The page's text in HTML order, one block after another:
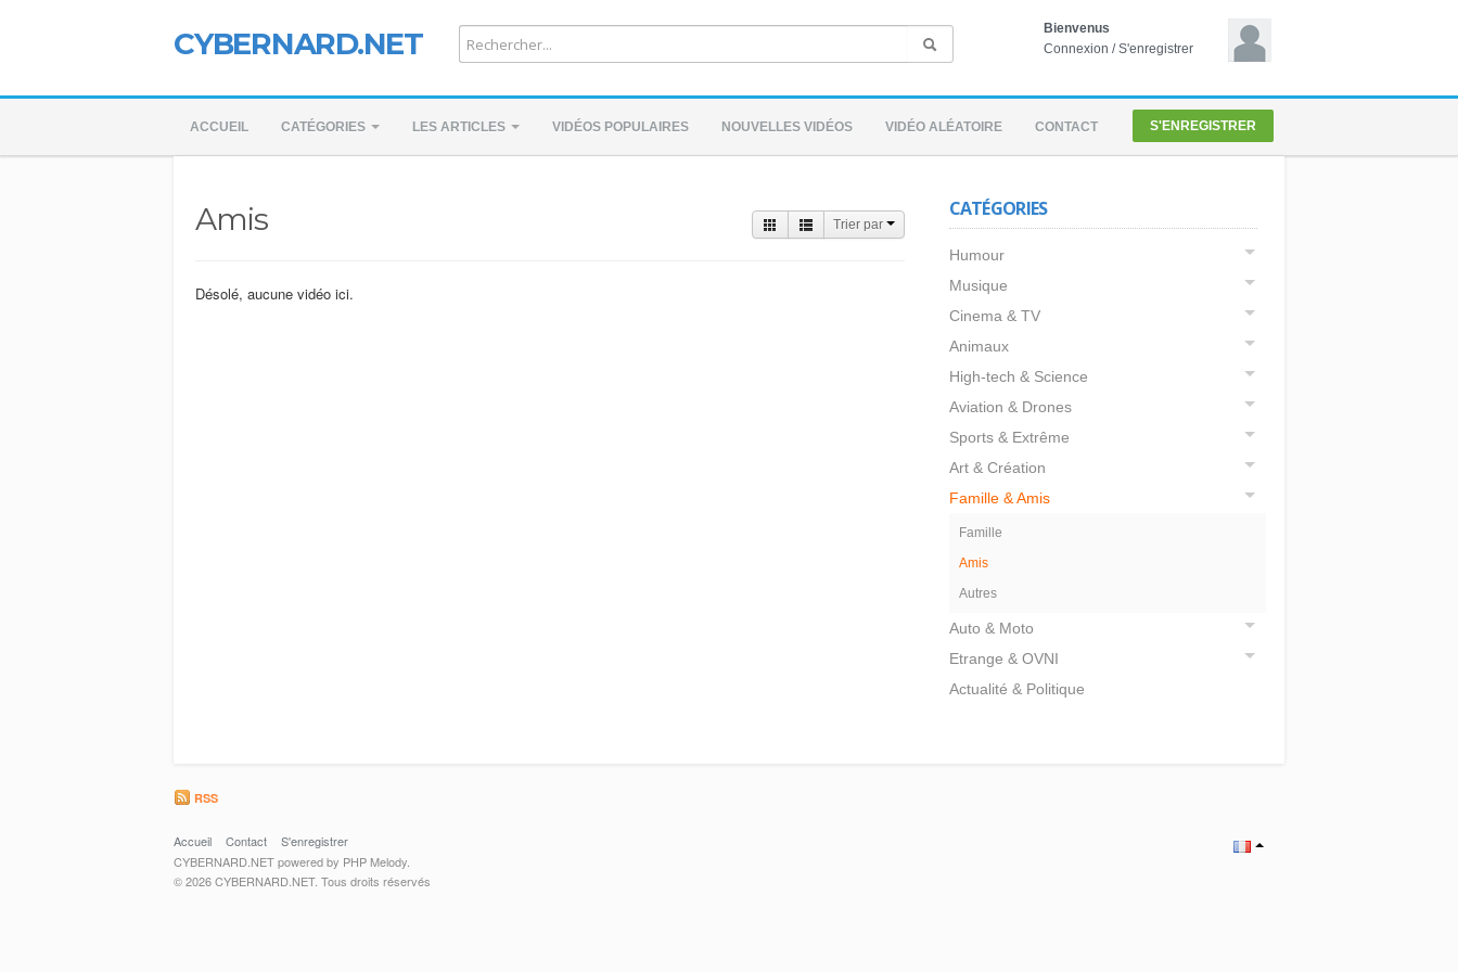
CYBERNARD.NET
Bienvenus
Connexion /S'enregistrer
ACCUEIL CATÉGORIES LES ARTICLES VIDÉOS POPULAIRES NOUVELLES VIDÉOS VIDÉO ALÉATOIRE CONTACT S'ENREGISTRER
Amis Trier par
Désolé, aucune vidéo ici.
CATÉGORIES
Humour
Musique
Cinema & TV
Animaux
High-tech & Science
Aviation & Drones
Sports & Extrême
Art & Création
Famille & Amis
Famille
Amis
Autres
Auto & Moto
Etrange & OVNI
Actualité & Politique
RSS
Accueil Contact
S'enregistrer
CYBERNARD.NET powered by PHP Melody.
© 2026 CYBERNARD.NET. Tous droits réservés